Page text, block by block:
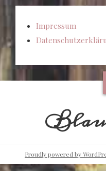
Impressum
Proudly powered by